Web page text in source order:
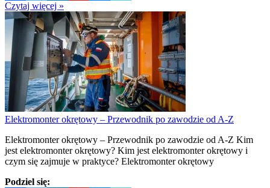
Czytaj więcej »
Elektromonter okrętowy – Przewodnik po zawodzie od A-Z
Elektromonter okrętowy – Przewodnik po zawodzie od A-Z Kim
jest elektromonter okrętowy? Kim jest elektromonter okrętowy i
czym się zajmuje w praktyce? Elektromonter okrętowy
Podziel się: